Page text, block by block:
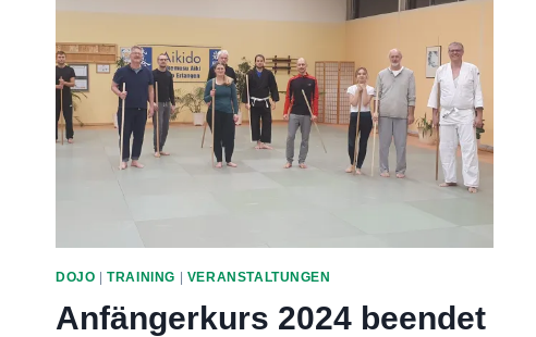
DOJO |TRAINING VERANSTALTUNGEN
Anfängerkurs 2024 beendet